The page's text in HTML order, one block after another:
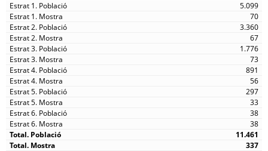
5.099
70
3.360
67
1.776
73
891
56
297
33
38
38
11.461
337